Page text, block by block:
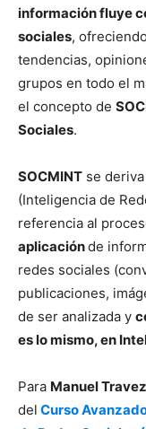
información fluye
sociales,
tendencias,
grupos en todo el
el concepto de
Sociales.
SOCMINT se
(Inteligencia de
referencia al
aplicaciónde
redes sociales
publicaciones,
de ser analizada y
es lo mismo, en
Para Manuel
del Curso